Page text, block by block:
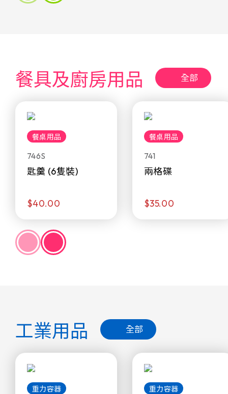
餐具及廚房用品 全部
餐桌用品
746S
匙羹 (6隻裝)
$40.00
餐桌用品
741
兩格碟
$35.00
工業用品 全部
重力容器 重力容器